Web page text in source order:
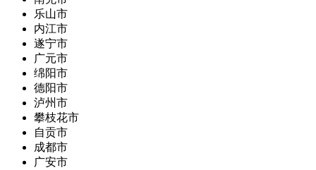
乐山市
内江市
遂宁市
广元市
绵阳市
德阳市
泸州市
攀枝花市
自贡市
成都市
广安市